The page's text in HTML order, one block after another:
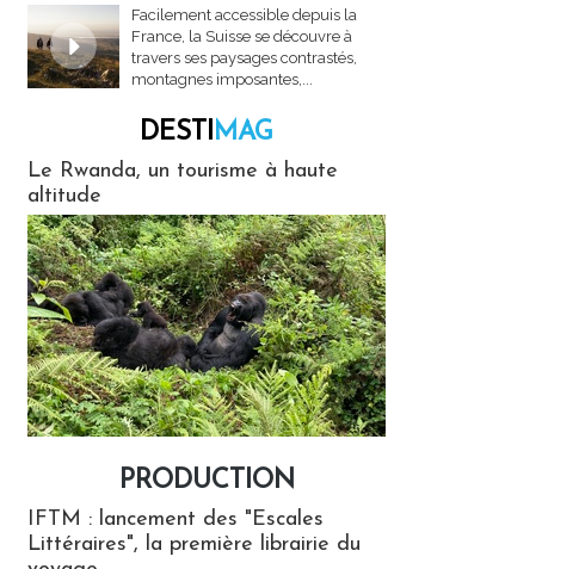
Facilement accessible depuis la
France, la Suisse se découvre à
travers ses paysages contrastés,
montagnes imposantes,...
DESTIMAG
Le Rwanda, un tourisme à haute
altitude
PRODUCTION
IFTM : lancement des "Escales
Littéraires", la première librairie du